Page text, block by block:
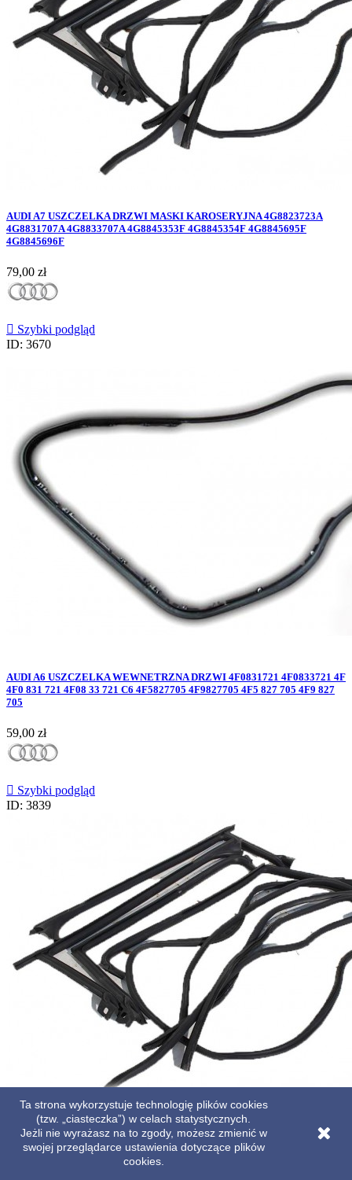
AUDI A7 USZCZELKA DRZWI MASKI KAROSERYJNA 4G8823723A
4G8831707A 4G8833707A 4G8845353F 4G8845354F 4G8845695F
4G8845696F
Cena
79,00 zł
 Szybki podgląd
ID: 3670
AUDI A6 USZCZELKA WEWNETRZNA DRZWI 4F0831721 4F0833721 4F
4F0 831 721 4F08 33 721 C6 4F5827705 4F9827705 4F5 827 705 4F9 827
705
Cena
59,00 zł
 Szybki podgląd
ID: 3839
AUDI A7 USZCZELKA DRZWI KAROSERYJNA 4G8831707A
4G8845353F 4G8845354F 4G8845695F 4G8845696F 4G8845695H
4G8845696H 4G8823723A 4G8
Ta strona wykorzystuje technologię plików cookies
(tzw. „ciasteczka”) w celach statystycznych.
Jeżli nie wyrażasz na to zgody, możesz zmienić w
swojej przeglądarce ustawienia dotyczące plików
cookies.